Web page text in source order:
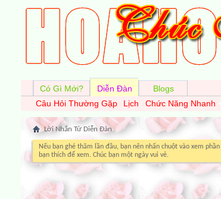
Có Gì Mới?
Diễn Đàn
Câu Hỏi Thường Gặp
Lịch Chức Năng Nhanh
Blogs
Lời Nhắn Từ Diễn Ðàn
Nếu bạn ghé thăm lần đầu, bạn nên nhấn chuột vào xem phần
bạn thích để xem. Chúc bạn một ngày vui vẻ.